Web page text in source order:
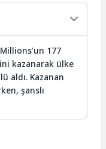
177
kazanarak ülke
aldı. Kazanan
şanslı